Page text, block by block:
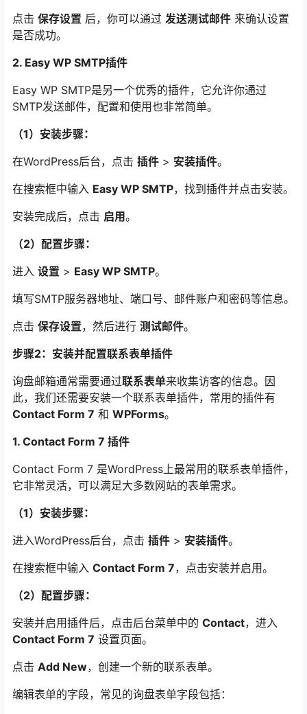
点击 保存设置 后，你可以通过 发送测试邮件 来确认设置
是否成功。
2. Easy WP SMTP插件
Easy WP SMTP是另一个优秀的插件，它允许你通过
SMTP发送邮件，配置和使用也非常简单。
（1）安装步骤：
在WordPress后台，点击 插件 > 安装插件。
在搜索框中输入 Easy WP SMTP，找到插件并点击安装。
安装完成后，点击 启用。
（2）配置步骤：
进入 设置 > Easy WP SMTP。
填写SMTP服务器地址、端口号、邮件账户和密码等信息。
点击 保存设置，然后进行 测试邮件。
步骤2：安装并配置联系表单插件
询盘邮箱通常需要通过联系表单来收集访客的信息。因
此，我们还需要安装一个联系表单插件，常用的插件有
Contact Form 7 和 WPForms。
1. Contact Form 7 插件
Contact Form 7 是WordPress上最常用的联系表单插件，
它非常灵活，可以满足大多数网站的表单需求。
（1）安装步骤：
进入WordPress后台，点击 插件 > 安装插件。
在搜索框中输入 Contact Form 7，点击安装并启用。
（2）配置步骤：
安装并启用插件后，点击后台菜单中的 Contact，进入
Contact Form 7 设置页面。
点击 Add New，创建一个新的联系表单。
编辑表单的字段，常见的询盘表单字段包括：